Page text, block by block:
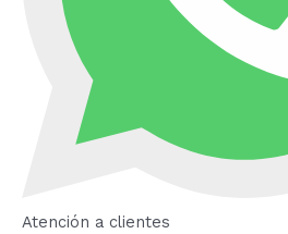
Atención a clientes